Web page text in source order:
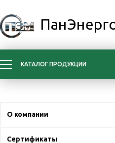
КАТАЛОГ ПРОДУКЦИИ
О компании
Сертификаты